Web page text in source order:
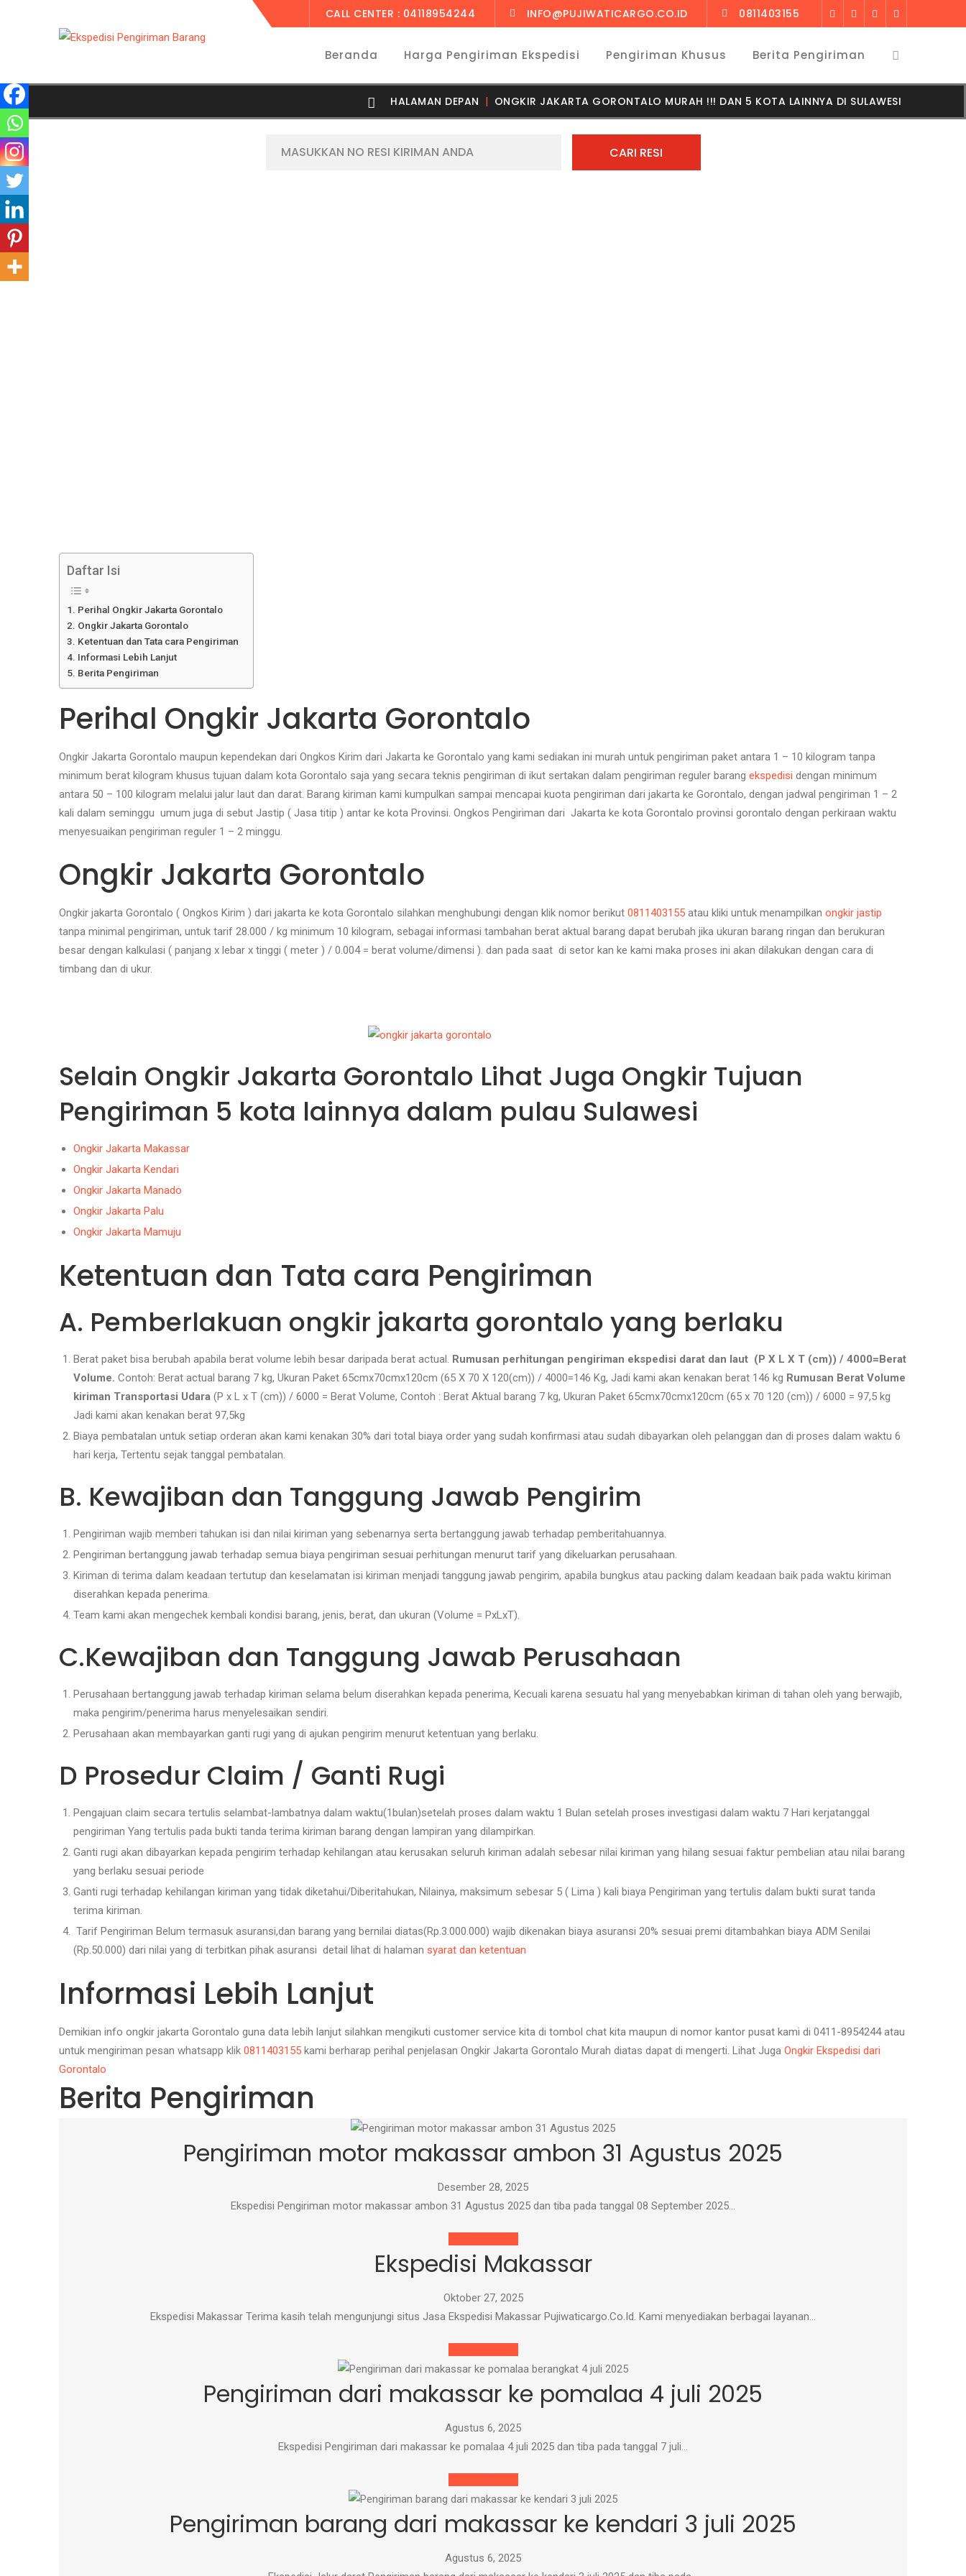
CALL CENTER : 04118954244 INFO@PUJIWATICARGO.CO.ID 0811403155
Beranda Harga Pengiriman Ekspedisi Pengiriman Khusus Berita Pengiriman
HALAMAN DEPAN ONGKIR JAKARTA GORONTALO MURAH !!! DAN 5 KOTA LAINNYA DI SULAWESI
Daftar Isi
Perihal Ongkir Jakarta Gorontalo
Ongkir Jakarta Gorontalo
Ketentuan dan Tata cara Pengiriman
Informasi Lebih Lanjut
Berita Pengiriman
Perihal Ongkir Jakarta Gorontalo
Ongkir Jakarta Gorontalo maupun kependekan dari Ongkos Kirim dari Jakarta ke Gorontalo yang kami sediakan ini murah untuk pengiriman paket antara 1 – 10 kilogram tanpa
minimum berat kilogram khusus tujuan dalam kota Gorontalo saja yang secara teknis pengiriman di ikut sertakan dalam pengiriman reguler barang ekspedisi dengan minimum
antara 50 – 100 kilogram melalui jalur laut dan darat. Barang kiriman kami kumpulkan sampai mencapai kuota pengiriman dari jakarta ke Gorontalo, dengan jadwal pengiriman 1 – 2
kali dalam seminggu umum juga di sebut Jastip ( Jasa titip ) antar ke kota Provinsi. Ongkos Pengiriman dari Jakarta ke kota Gorontalo provinsi gorontalo dengan perkiraan waktu
menyesuaikan pengiriman reguler 1 – 2 minggu.
Ongkir Jakarta Gorontalo
Ongkir jakarta Gorontalo ( Ongkos Kirim ) dari jakarta ke kota Gorontalo silahkan menghubungi dengan klik nomor berikut 0811403155 atau kliki untuk menampilkan ongkir jastip
tanpa minimal pengiriman, untuk tarif 28.000 / kg minimum 10 kilogram, sebagai informasi tambahan berat aktual barang dapat berubah jika ukuran barang ringan dan berukuran
besar dengan kalkulasi ( panjang x lebar x tinggi ( meter ) / 0.004 = berat volume/dimensi ). dan pada saat di setor kan ke kami maka proses ini akan dilakukan dengan cara di
timbang dan di ukur.
Selain Ongkir Jakarta Gorontalo Lihat Juga Ongkir Tujuan
Pengiriman 5 kota lainnya dalam pulau Sulawesi
Ongkir Jakarta Makassar
Ongkir Jakarta Kendari
Ongkir Jakarta Manado
Ongkir Jakarta Palu
Ongkir Jakarta Mamuju
Ketentuan dan Tata cara Pengiriman
A. Pemberlakuan ongkir jakarta gorontalo yang berlaku
Berat paket bisa berubah apabila berat volume lebih besar daripada berat actual. Rumusan perhitungan pengiriman ekspedisi darat dan laut (P X L X T (cm)) / 4000=Berat
Volume. Contoh: Berat actual barang 7 kg, Ukuran Paket 65cmx70cmx120cm (65 X 70 X 120(cm)) / 4000=146 Kg, Jadi kami akan kenakan berat 146 kg Rumusan Berat Volume
kiriman Transportasi Udara (P x L x T (cm)) / 6000 = Berat Volume, Contoh : Berat Aktual barang 7 kg, Ukuran Paket 65cmx70cmx120cm (65 x 70 120 (cm)) / 6000 = 97,5 kg
Jadi kami akan kenakan berat 97,5kg
Biaya pembatalan untuk setiap orderan akan kami kenakan 30% dari total biaya order yang sudah konfirmasi atau sudah dibayarkan oleh pelanggan dan di proses dalam waktu 6
hari kerja, Tertentu sejak tanggal pembatalan.
B. Kewajiban dan Tanggung Jawab Pengirim
Pengiriman wajib memberi tahukan isi dan nilai kiriman yang sebenarnya serta bertanggung jawab terhadap pemberitahuannya.
Pengiriman bertanggung jawab terhadap semua biaya pengiriman sesuai perhitungan menurut tarif yang dikeluarkan perusahaan.
Kiriman di terima dalam keadaan tertutup dan keselamatan isi kiriman menjadi tanggung jawab pengirim, apabila bungkus atau packing dalam keadaan baik pada waktu kiriman
diserahkan kepada penerima.
Team kami akan mengechek kembali kondisi barang, jenis, berat, dan ukuran (Volume = PxLxT).
C.Kewajiban dan Tanggung Jawab Perusahaan
Perusahaan bertanggung jawab terhadap kiriman selama belum diserahkan kepada penerima, Kecuali karena sesuatu hal yang menyebabkan kiriman di tahan oleh yang berwajib,
maka pengirim/penerima harus menyelesaikan sendiri.
Perusahaan akan membayarkan ganti rugi yang di ajukan pengirim menurut ketentuan yang berlaku.
D Prosedur Claim / Ganti Rugi
Pengajuan claim secara tertulis selambat-lambatnya dalam waktu(1bulan)setelah proses dalam waktu 1 Bulan setelah proses investigasi dalam waktu 7 Hari kerjatanggal
pengiriman Yang tertulis pada bukti tanda terima kiriman barang dengan lampiran yang dilampirkan.
Ganti rugi akan dibayarkan kepada pengirim terhadap kehilangan atau kerusakan seluruh kiriman adalah sebesar nilai kiriman yang hilang sesuai faktur pembelian atau nilai barang
yang berlaku sesuai periode
Ganti rugi terhadap kehilangan kiriman yang tidak diketahui/Diberitahukan, Nilainya, maksimum sebesar 5 ( Lima ) kali biaya Pengiriman yang tertulis dalam bukti surat tanda
terima kiriman.
Tarif Pengiriman Belum termasuk asuransi,dan barang yang bernilai diatas(Rp.3.000.000) wajib dikenakan biaya asuransi 20% sesuai premi ditambahkan biaya ADM Senilai
(Rp.50.000) dari nilai yang di terbitkan pihak asuransi detail lihat di halaman syarat dan ketentuan
Informasi Lebih Lanjut
Demikian info ongkir jakarta Gorontalo guna data lebih lanjut silahkan mengikuti customer service kita di tombol chat kita maupun di nomor kantor pusat kami di 0411-8954244 atau
untuk mengiriman pesan whatsapp klik 0811403155 kami berharap perihal penjelasan Ongkir Jakarta Gorontalo Murah diatas dapat di mengerti. Lihat Juga Ongkir Ekspedisi dari
Gorontalo
Berita Pengiriman
Pengiriman motor makassar ambon 31 Agustus 2025
Desember 28, 2025
Ekspedisi Pengiriman motor makassar ambon 31 Agustus 2025 dan tiba pada tanggal 08 September 2025…
Ekspedisi Makassar
Oktober 27, 2025
Ekspedisi Makassar Terima kasih telah mengunjungi situs Jasa Ekspedisi Makassar Pujiwaticargo.Co.Id. Kami menyediakan berbagai layanan…
Pengiriman dari makassar ke pomalaa 4 juli 2025
Agustus 6, 2025
Ekspedisi Pengiriman dari makassar ke pomalaa 4 juli 2025 dan tiba pada tanggal 7 juli…
Pengiriman barang dari makassar ke kendari 3 juli 2025
Agustus 6, 2025